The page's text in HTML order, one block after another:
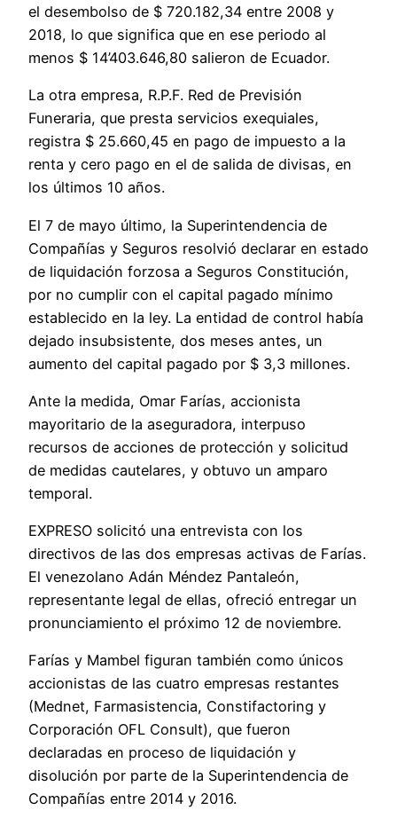
el desembolso de $ 720.182,34 entre 2008 y
2018, lo que significa que en ese periodo al
menos $ 14’403.646,80 salieron de Ecuador.
La otra empresa, R.P.F. Red de Previsión
Funeraria, que presta servicios exequiales,
registra $ 25.660,45 en pago de impuesto a la
renta y cero pago en el de salida de divisas, en
los últimos 10 años.
El 7 de mayo último, la Superintendencia de
Compañías y Seguros resolvió declarar en estado
de liquidación forzosa a Seguros Constitución,
por no cumplir con el capital pagado mínimo
establecido en la ley. La entidad de control había
dejado insubsistente, dos meses antes, un
aumento del capital pagado por $ 3,3 millones.
Ante la medida, Omar Farías, accionista
mayoritario de la aseguradora, interpuso
recursos de acciones de protección y solicitud
de medidas cautelares, y obtuvo un amparo
temporal.
EXPRESO solicitó una entrevista con los
directivos de las dos empresas activas de Farías.
El venezolano Adán Méndez Pantaleón,
representante legal de ellas, ofreció entregar un
pronunciamiento el próximo 12 de noviembre.
Farías y Mambel figuran también como únicos
accionistas de las cuatro empresas restantes
(Mednet, Farmasistencia, Constifactoring y
Corporación OFL Consult), que fueron
declaradas en proceso de liquidación y
disolución por parte de la Superintendencia de
Compañías entre 2014 y 2016.